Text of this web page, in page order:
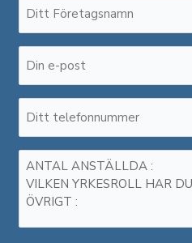
post
*
Meddelande